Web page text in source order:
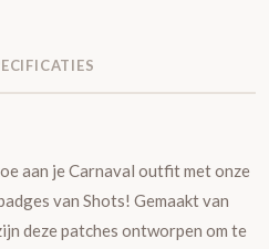
aan je Carnaval outfit met onze
van Shots! Gemaakt van
deze patches ontworpen om te